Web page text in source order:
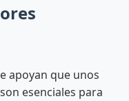
apoyan que unos
son esenciales para